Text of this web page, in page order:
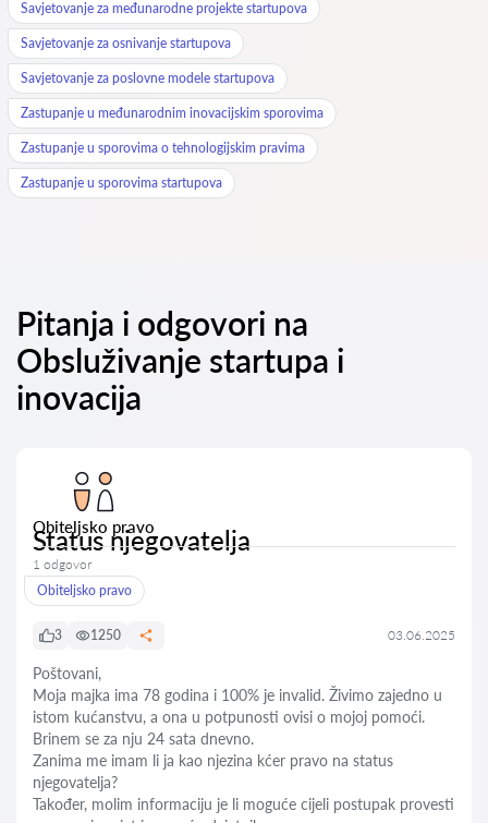
Savjetovanje za međunarodne projekte startupova
Savjetovanje za osnivanje startupova
Savjetovanje za poslovne modele startupova
Zastupanje u međunarodnim inovacijskim sporovima
Zastupanje u sporovima o tehnologijskim pravima
Zastupanje u sporovima startupova
Pitanja i odgovori na
Obsluživanje startupa i
inovacija
Obiteljsko pravo
Status njegovatelja
1 odgovor
Obiteljsko pravo
3 1250 03.06.2025
Poštovani,
Moja majka ima 78 godina i 100% je invalid. Živimo zajedno u
istom kućanstvu, a ona u potpunosti ovisi o mojoj pomoći.
Brinem se za nju 24 sata dnevno.
Zanima me imam li ja kao njezina kćer pravo na status
njegovatelja?
Također, molim informaciju je li moguće cijeli postupak provesti